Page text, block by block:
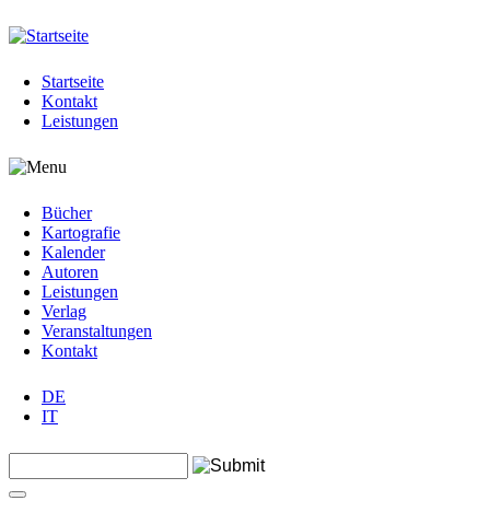
Jump to navigation
Startseite
Kontakt
Leistungen
Bücher
Kartografie
Kalender
Autoren
Leistungen
Verlag
Veranstaltungen
Kontakt
DE
IT
Suchformular